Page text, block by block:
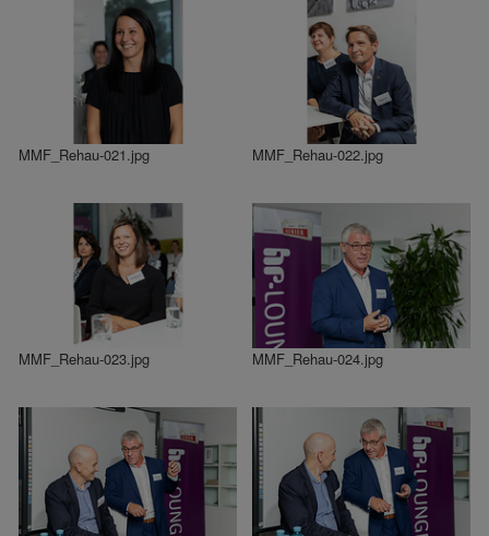
MMF_Rehau-021.jpg MMF_Rehau-022.jpg
MMF_Rehau-023.jpg MMF_Rehau-024.jpg